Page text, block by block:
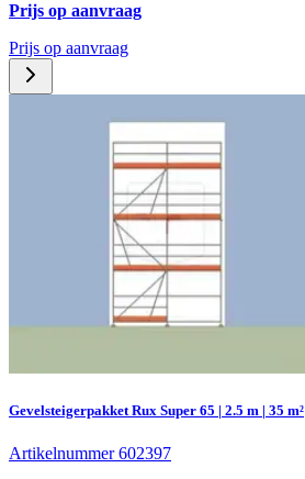
Prijs op aanvraag
Prijs op aanvraag
Gevelsteigerpakket Rux Super 65 | 2.5 m | 35 m²
Artikelnummer 602397